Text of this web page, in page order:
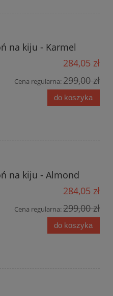
na kiju - Karmel
284,05 zł
Cena regularna:299,00 zł
do koszyka
na kiju - Almond
284,05 zł
Cena regularna:299,00 zł
do koszyka